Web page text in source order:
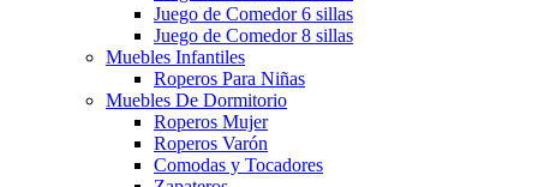
Juego de Comedor 6 sillas
Juego de Comedor 8 sillas
Muebles Infantiles
Roperos Para Niñas
Muebles De Dormitorio
Roperos Mujer
Roperos Varón
Comodas y Tocadores